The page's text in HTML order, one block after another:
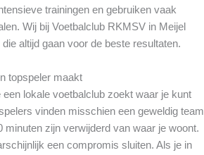
trainingen en gebruiken vaak
Wij bij Voetbalclub RKMSV in Meijel
altijd gaan voor de beste resultaten.
topspeler maakt
lokale voetbalclub zoekt waar je kunt
vinden misschien een geweldig team
zijn verwijderd van waar je woont.
een compromis sluiten. Als je in